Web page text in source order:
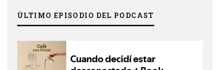
ÚLTIMO EPISODIO DEL PODCAST